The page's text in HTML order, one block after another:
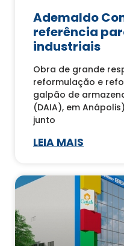
Ademaldo
referência
industriais
Obra de grande
reformulação e
galpão de
(DAIA), em
junto
LEIA MAIS